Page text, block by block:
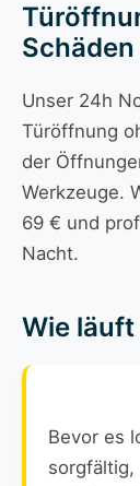
Schäden
Unser 24h
Türöffnung
der
Werkzeuge.
69 € und
Nacht.
Wie
Bevor es